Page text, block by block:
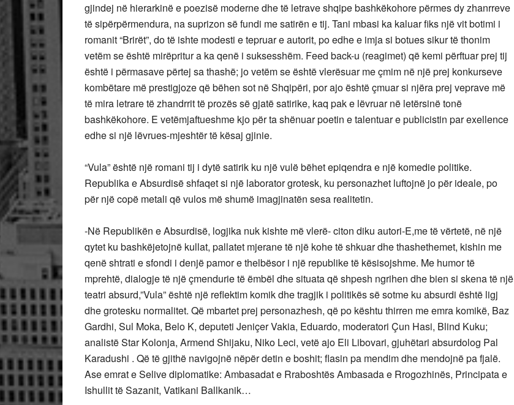
gjindej në hierarkinë e poezisë moderne dhe të letrave shqipe bashkëkohore përmes dy zhanrreve
të sipërpërmendura, na suprizon së fundi me satirën e tij. Tani mbasi ka kaluar fiks një vit botimi i
romanit “Brirët”, do të ishte modesti e tepruar e autorit, po edhe e imja si botues sikur të thonim
vetëm se është mirëpritur a ka qenë i suksesshëm. Feed back-u (reagimet) që kemi përftuar prej tij
është i përmasave përtej sa thashë; jo vetëm se është vlerësuar me çmim në një prej konkurseve
kombëtare më prestigjoze që bëhen sot në Shqipëri, por ajo është çmuar si njëra prej veprave më
të mira letrare të zhandrrit të prozës së gjatë satirike, kaq pak e lëvruar në letërsinë tonë
bashkëkohore. E vetëmjaftueshme kjo për ta shënuar poetin e talentuar e publicistin par exellence
edhe si një lëvrues-mjeshtër të kësaj gjinie.
“Vula” është një romani tij i dytë satirik ku një vulë bëhet epiqendra e një komedie politike.
Republika e Absurdisë shfaqet si një laborator grotesk, ku personazhet luftojnë jo për ideale, po
për një copë metali që vulos më shumë imagjinatën sesa realitetin.
-Në Republikën e Absurdisë, logjika nuk kishte më vlerë- citon diku autori-E,me të vërtetë, në një
qytet ku bashkëjetojnë kullat, pallatet mjerane të një kohe të shkuar dhe thashethemet, kishin me
qenë shtrati e sfondi i denjë pamor e thelbësor i një republike të kësisojshme. Me humor të
mprehtë, dialogje të një çmendurie të ëmbël dhe situata që shpesh ngrihen dhe bien si skena të një
teatri absurd,”Vula” është një reflektim komik dhe tragjik i politikës së sotme ku absurdi është ligj
dhe grotesku normalitet. Që mbartet prej personazhesh, që po kështu thirren me emra komikë, Baz
Gardhi, Sul Moka, Belo K, deputeti Jeniçer Vakia, Eduardo, moderatori Çun Hasi, Blind Kuku;
analistë Star Kolonja, Armend Shijaku, Niko Leci, vetë ajo Eli Libovari, gjuhëtari absurdolog Pal
Karadushi . Që të gjithë navigojnë nëpër detin e boshit; flasin pa mendim dhe mendojnë pa fjalë.
Ase emrat e Selive diplomatike: Ambasadat e Rraboshtës Ambasada e Rrogozhinës, Principata e
Ishullit të Sazanit, Vatikani Ballkanik…